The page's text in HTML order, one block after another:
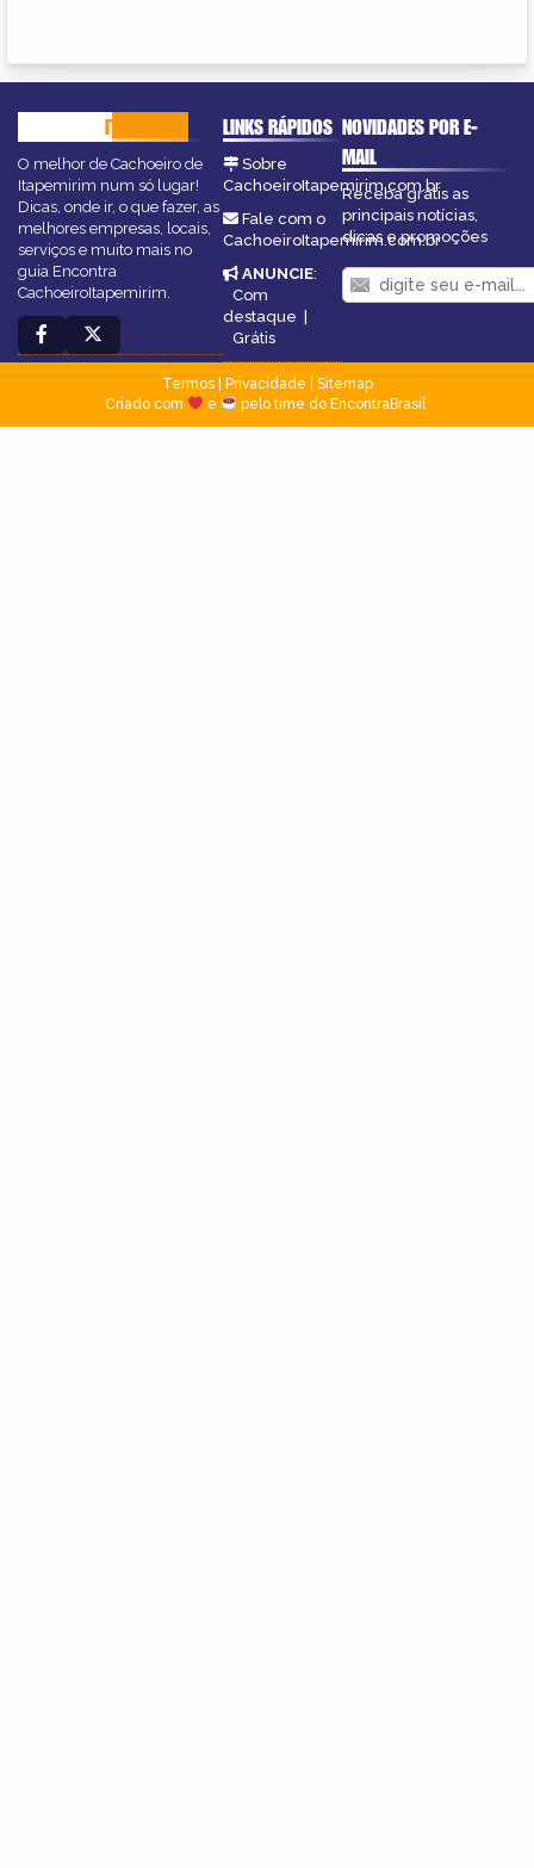
ITAPEMIRIM
O melhor de Cachoeiro de
Itapemirim num só lugar!
Dicas, onde ir, o que fazer, as
melhores empresas, locais,
serviços e muito mais no
guia Encontra
CachoeiroItapemirim.
LINKS RÁPIDOS
Sobre
CachoeiroItapemirim.com.br
Fale com o
CachoeiroItapemirim.com.br
ANUNCIE:
Com
destaque |
Grátis
NOVIDADES POR E-
MAIL
Receba grátis as
principais notícias,
dicas e promoções
Termos| Privacidade
Sitemap
Criado com
e pelo time do EncontraBrasil